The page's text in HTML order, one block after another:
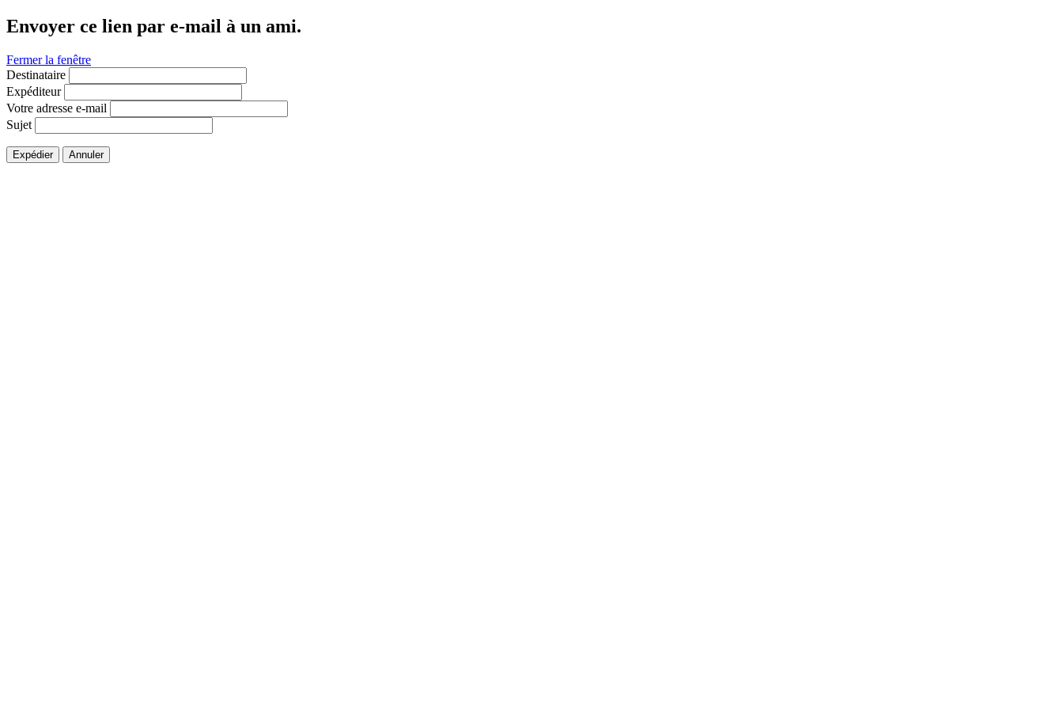
Envoyer ce lien par e-mail à un ami.
Fermer la fenêtre
Destinataire
Expéditeur
Votre adresse e-mail
Sujet
Expédier Annuler